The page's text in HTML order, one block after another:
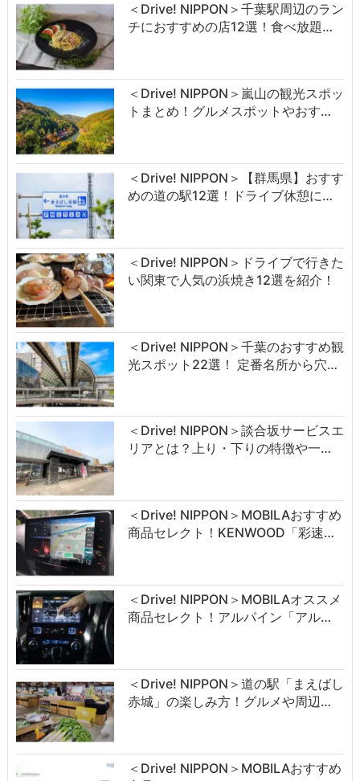
＜Drive! NIPPON＞千葉駅周辺のラン
チにおすすめの店12選！食べ放題…
＜Drive! NIPPON＞嵐山の観光スポッ
トまとめ！グルメスポットやおす…
＜Drive! NIPPON＞【群馬県】おすす
めの道の駅12選！ドライブ休憩に…
＜Drive! NIPPON＞ドライブで行きた
い関東で人気の浜焼き12選を紹介！
＜Drive! NIPPON＞千葉のおすすめ観
光スポット22選！ 定番名所から穴…
＜Drive! NIPPON＞談合坂サービスエ
リアとは？上り・下りの特徴や一…
＜Drive! NIPPON＞MOBILAおすすめ
商品セレクト！KENWOOD「彩速…
＜Drive! NIPPON＞MOBILAオススメ
商品セレクト！アルパイン「アル…
＜Drive! NIPPON＞道の駅「まえばし
赤城」の楽しみ方！グルメや周辺…
＜Drive! NIPPON＞MOBILAおすすめ